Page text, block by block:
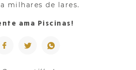
milhares de lares.
ama Piscinas!